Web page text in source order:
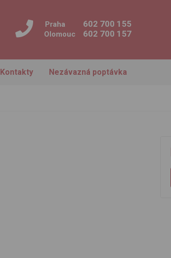
Praha 602 700 155
Olomouc 602 700 157
Kontakty Nezávazná poptávka